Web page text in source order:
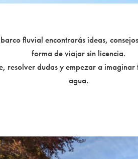
fluvial encontrarás ideas,
forma de viajar sin licencia.
resolver dudas y empezar a
agua.